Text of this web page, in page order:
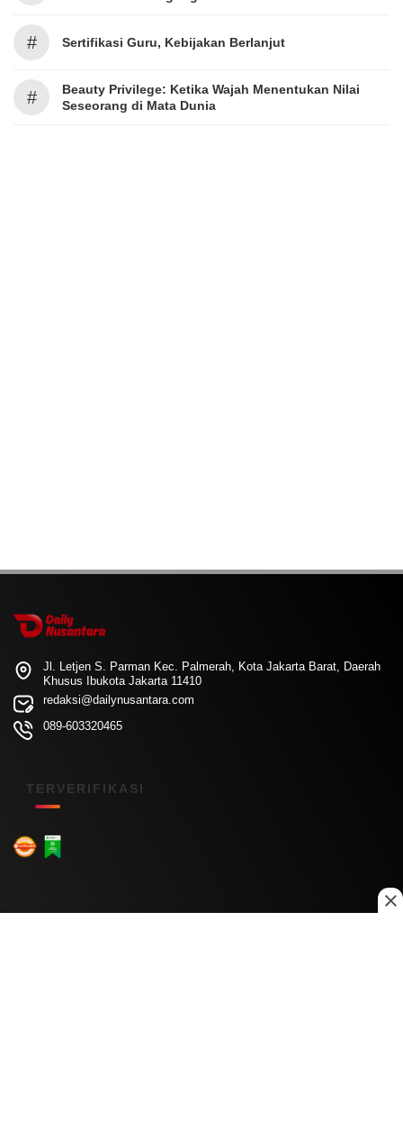
# Sertifikasi Guru, Kebijakan Berlanjut
#
Beauty Privilege: Ketika Wajah Menentukan Nilai
Seseorang di Mata Dunia
Jl. Letjen S. Parman Kec. Palmerah, Kota Jakarta Barat, Daerah
Khusus Ibukota Jakarta 11410
redaksi@dailynusantara.com
089-603320465
TERVERIFIKASI